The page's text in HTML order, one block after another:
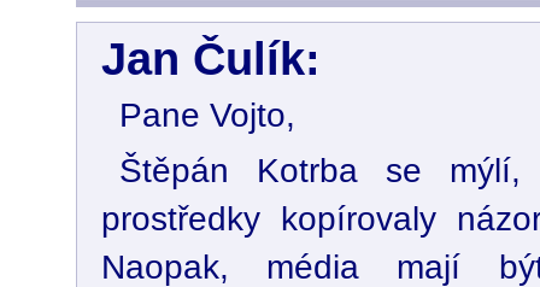
Jan Čulík:
Pane Vojto,
Štěpán Kotrba se mýlí,
prostředky kopírovaly
Naopak, média mají